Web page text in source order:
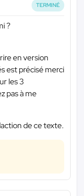
TERMINÉ
?
en version
est précisé merci
les 3
pas à me
de ce texte.